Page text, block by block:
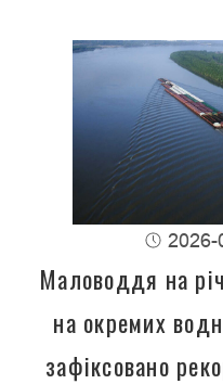
2026-
Маловоддя на
на окремих
зафіксовано